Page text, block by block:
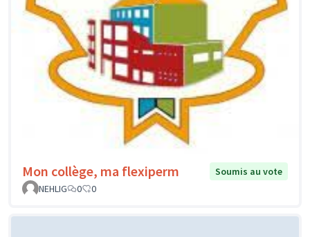
Mon collège, ma flexiperm
Soumis au vote
NEHLIG
0 0